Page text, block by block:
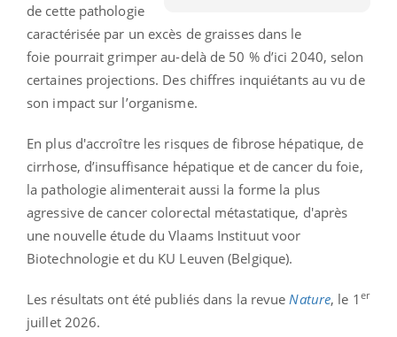
de cette pathologie
caractérisée par un excès de graisses dans le
foie pourrait grimper au-delà de 50 % d’ici 2040, selon
certaines projections. Des chiffres inquiétants au vu de
son impact sur l’organisme.
En plus d'accroître les risques de fibrose hépatique, de
cirrhose, d’insuffisance hépatique et de cancer du foie,
la pathologie alimenterait aussi la forme la plus
agressive de cancer colorectal métastatique, d'après
une nouvelle étude du Vlaams Instituut voor
Biotechnologie et du KU Leuven (Belgique).
Les résultats ont été publiés dans la revueNature, le 1 er
juillet 2026.